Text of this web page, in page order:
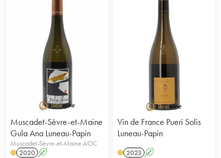
Muscadet-Sèvre-et-Maine
Gula Ana Luneau-Papin
Muscadet-Sèvre-et-Maine AOC
2020 A
Vin de France Pueri Solis
Luneau-Papin
2023 A